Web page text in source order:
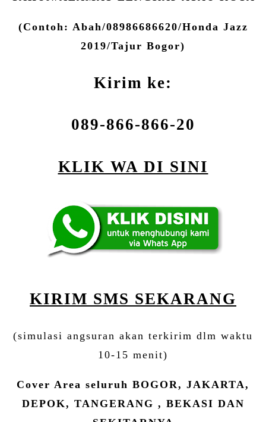
(Contoh: Abah/08986686620/Honda Jazz
2019/Tajur Bogor)
Kirim ke:
089-866-866-20
KLIK WA DI SINI
KIRIM SMS SEKARANG
(simulasi angsuran akan terkirim dlm waktu
10-15 menit)
Cover Area seluruh BOGOR, JAKARTA,
DEPOK, TANGERANG , BEKASI DAN